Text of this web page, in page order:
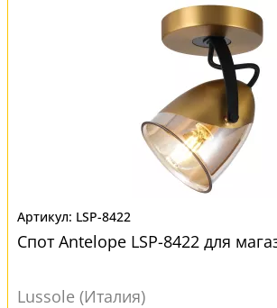
LSP-8422
Спот Antelope LSP-8422 для
Lussole (Италия)